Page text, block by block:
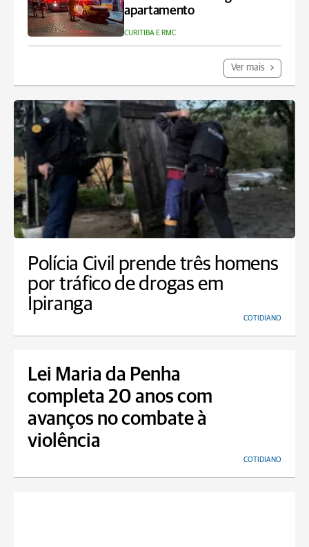
apartamento
CURITIBA E RMC
Ver mais
Polícia Civil prende três homens
por tráfico de drogas em
Ipiranga
COTIDIANO
Lei Maria da Penha
completa 20 anos com
avanços no combate à
violência
COTIDIANO